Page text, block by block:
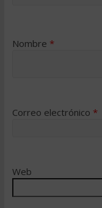
Nombre *
Correo electrónico *
Web